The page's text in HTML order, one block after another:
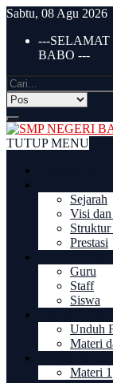
Sabtu, 08 Agu 2026
---SELAMAT
BABO ---
TUTUP MENU
Sejarah
Visi
Struktur
Prestasi
Guru
Staff
Siswa
Unduh
Materi
Materi 1